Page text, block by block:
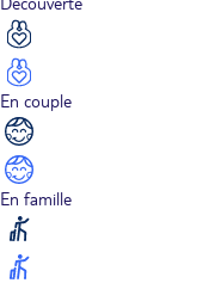
En couple
En famille